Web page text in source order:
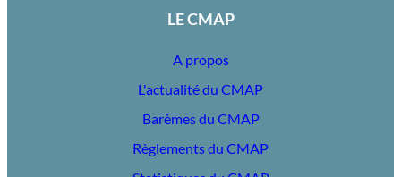
LE CMAP
A propos
L'actualité du CMAP
Barèmes du CMAP
Règlements du CMAP